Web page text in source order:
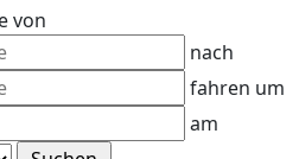
von
nach
fahren um
am